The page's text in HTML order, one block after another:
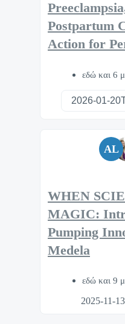
Postpartum
Action for
εδώ και 6
AL
WHEN
MAGIC:
Pumping
Medela
εδώ και 9
2025-11-